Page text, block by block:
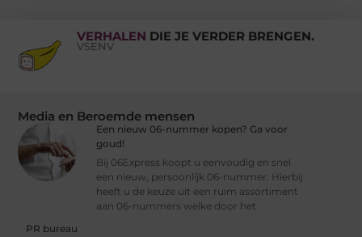
VERHALEN DIE JE VERDER BRENGEN.
VSENV
Media en Beroemde mensen
Een nieuw 06-nummer kopen? Ga voor
goud!
Bij 06Express koopt u eenvoudig en snel
een nieuw, persoonlijk 06-nummer. Hierbij
heeft u de keuze uit een ruim assortiment
aan 06-nummers welke door het
PR bureau